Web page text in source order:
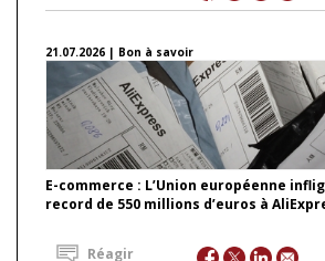
21.07.2026 | Bon à savoir
E-commerce : L’Union européenne
record de 550 millions d’euros à
Réagir